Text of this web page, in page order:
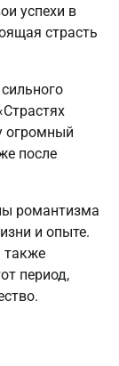
успехи в
страсть
огромный
после
романтизма
и опыте.
также
период,